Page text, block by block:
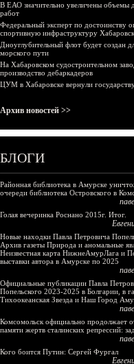
В ЕАО значительно увеличены объемы
работ
Федеральный эксперт по достоинству
спортивную инфраструктуру
Дноуглубительный флот будет создан
морского пути
На Хабаровском судостроительном
производство дебаркадеров
ЦУМ в Хабаровске вернули
Архив новостей >>
БЛОГИ
Районная библиотека в Амурске
очереди библиотека Островского в
Голая вечеринка Роснано 2015г. Итог.
Новые находки Павла Петровича
Архив газеты Природа и аномальные
Неизвестная карта НижнеАмурЛага и
выставки автора в Амурске по 2025
Официальные публикации Павла
Попельского 2023-2025 в Болгарии, в
Тихоокеанская Звезда и Наш Город
Комсомольск официально продолжает
памяти жертв сталинских репрессий:
Кого боится Путин: Сергей Фургал